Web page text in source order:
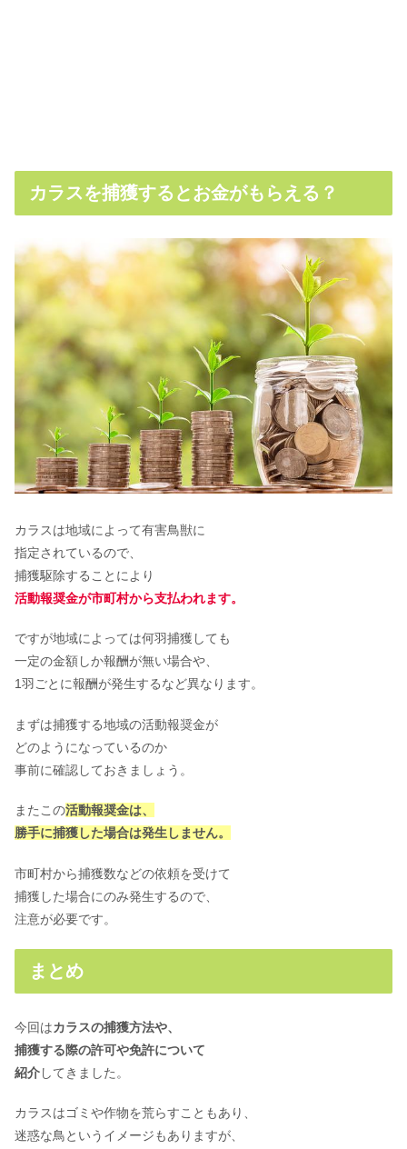
カラスを捕獲するとお金がもらえる？
カラスは地域によって有害鳥獣に
指定されているので、
捕獲駆除することにより
活動報奨金が市町村から支払われます。
ですが地域によっては何羽捕獲しても
一定の金額しか報酬が無い場合や、
1羽ごとに報酬が発生するなど異なります。
まずは捕獲する地域の活動報奨金が
どのようになっているのか
事前に確認しておきましょう。
またこの活動報奨金は、
勝手に捕獲した場合は発生しません。
市町村から捕獲数などの依頼を受けて
捕獲した場合にのみ発生するので、
注意が必要です。
まとめ
今回はカラスの捕獲方法や、
捕獲する際の許可や免許について
紹介してきました。
カラスはゴミや作物を荒らすこともあり、
迷惑な鳥というイメージもありますが、